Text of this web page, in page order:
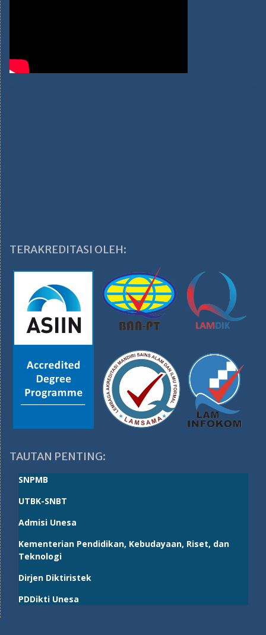
TERAKREDITASI OLEH:
TAUTAN PENTING:
SNPMB
UTBK-SNBT
Admisi Unesa
Kementerian Pendidikan, Kebudayaan, Riset, dan
Teknologi
Dirjen Diktiristek
PDDikti Unesa